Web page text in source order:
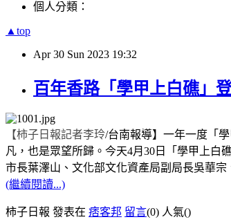
個人分類：
▲top
Apr 30 Sun 2023 19:32
百年香路「學甲上白礁」
【柿子日報記者李玲/台南報導】 一年一度「
凡，也是眾望所歸。今天4月 30 日「學甲上白
市長葉澤山、文化部文化資產局副局長吳華
(繼續閱讀...)
柿子日報 發表在 痞客邦 留言(0) 人氣()